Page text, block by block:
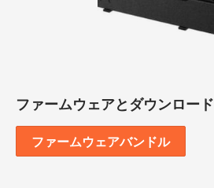
ファームウェアとダウンロード
ファームウェアバンドル